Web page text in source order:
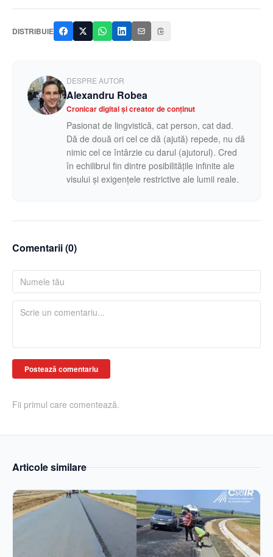
DISTRIBUIE
DESPRE AUTOR
Alexandru Robea
Cronicar digital și creator de conținut
Pasionat de lingvistică, cat person, cat dad.
Dă de două ori cel ce dă (ajută) repede, nu dă
nimic cel ce întârzie cu darul (ajutorul). Cred
în echilibrul fin dintre posibilitățile infinite ale
visului și exigențele restrictive ale lumii reale.
Comentarii (0)
Postează comentariu
Fii primul care comentează.
Articole similare